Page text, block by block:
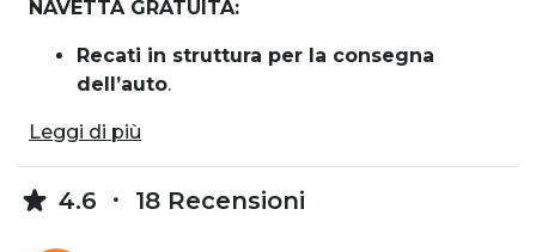
NAVETTA GRATUITA:
Recati in struttura per la consegna
dell’auto.
Leggi di più
4.6 18 Recensioni